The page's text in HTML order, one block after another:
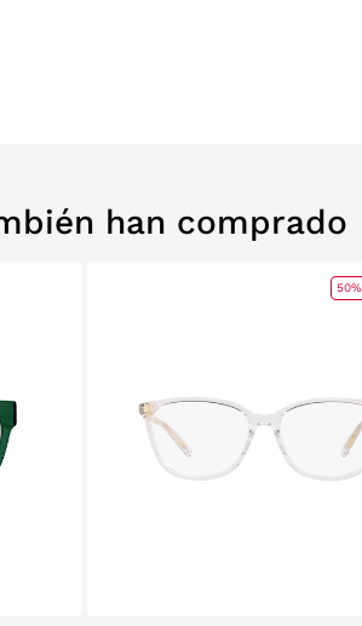
han comprado
50%